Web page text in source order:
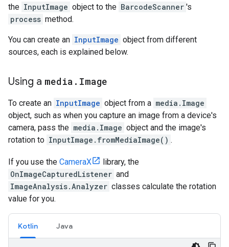
the InputImage object to the BarcodeScanner 's
process method.
You can create an InputImage object from different
sources, each is explained below.
Using a media . Image
To create an InputImage object from a media . Image
object, such as when you capture an image from a device's
camera, pass the media . Image object and the image's
rotation to InputImage . fromMediaImage() .
If you use the CameraX library, the
OnImageCapturedListener and
ImageAnalysis.Analyzer classes calculate the rotation
value for you.
Kotlin Java